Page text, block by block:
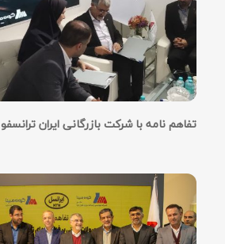
تفاهم نامه با شركت بازرگانی ایران ترانسفو